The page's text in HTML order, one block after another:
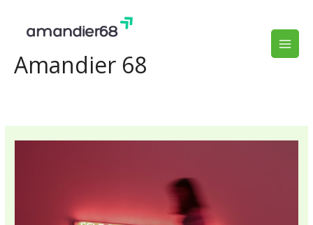
contenu
Amandier 68